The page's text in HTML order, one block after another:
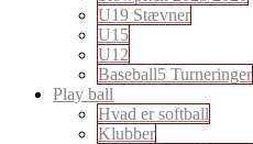
U19 Stævner
U15
U12
Baseball5 Turneringer
Play ball
Hvad er softball
Klubber